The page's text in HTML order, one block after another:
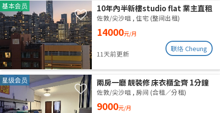
基本会员 10年內半新樓studio flat 業主直租
佐敦/尖沙咀 , 住宅 (整间出租)
14000元/月
11天前更新
联络 Cheung
星级会员
兩房一廳 靚裝修 床衣櫃全齊 1分鐘
柯士甸站 5分鐘佐敦站
佐敦/尖沙咀 , 房间 (合租／分租)
9000元/月